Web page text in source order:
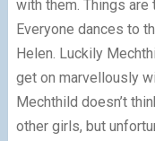
with them. Things
Everyone dances to
Helen. Luckily
get on marvellously
Mechthild doesn’t
other girls, but